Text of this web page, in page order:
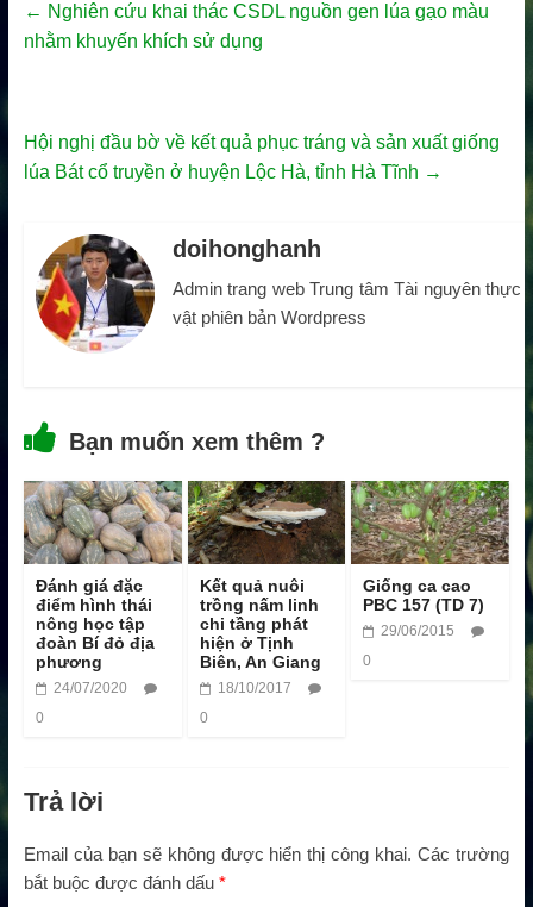
← Nghiên cứu khai thác CSDL nguồn gen lúa gạo màu
nhằm khuyến khích sử dụng
Hội nghị đầu bờ về kết quả phục tráng và sản xuất giống
lúa Bát cổ truyền ở huyện Lộc Hà, tỉnh Hà Tĩnh →
doihonghanh
Admin trang web Trung tâm Tài nguyên thực
vật phiên bản Wordpress
Bạn muốn xem thêm ?
Đánh giá đặc
điểm hình thái
nông học tập
đoàn Bí đỏ địa
phương
24/07/2020
0
Kết quả nuôi
trồng nấm linh
chi tầng phát
hiện ở Tịnh
Biên, An Giang
18/10/2017
0
Giống ca cao
PBC 157 (TD 7)
29/06/2015
0
Trả lời
Email của bạn sẽ không được hiển thị công khai. Các trường
bắt buộc được đánh dấu *